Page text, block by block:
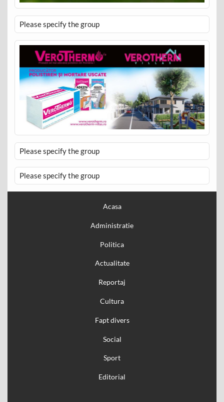
Please specify the group
Please specify the group
Please specify the group
Acasa
Administratie
Politica
Actualitate
Reportaj
Cultura
Fapt divers
Social
Sport
Editorial